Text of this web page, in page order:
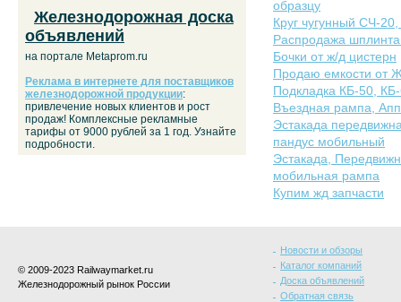
образцу
Круг чугунный СЧ-20,
Распродажа
Бочки от ж/д цистерн
Продаю емкости от
Подкладка КБ-50,
Въездная рампа,
Эстакада
пандус мобильный
Эстакада,
мобильная рампа
Купим жд запчасти
Железнодорожная доска
объявлений
на портале Metaprom.ru
Реклама в интернете для поставщиков
железнодорожной продукции:
привлечение новых клиентов и рост
продаж! Комплексные рекламные
тарифы от 9000 рублей за 1 год. Узнайте
подробности.
© 2009-2023 Railwaymarket.ru
Железнодорожный рынок России
Новости и обзоры
Каталог компаний
Доска объявлений
Обратная связь